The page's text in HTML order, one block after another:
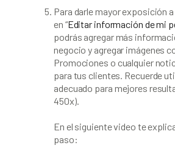
Para darle mayor exposición
en “Editar información de mi
podrás agregar más
negocio y agregar imágenes
Promociones o cualquier
para tus clientes. Recuerde
adecuado para mejores
450x).
En el siguiente video te
paso: